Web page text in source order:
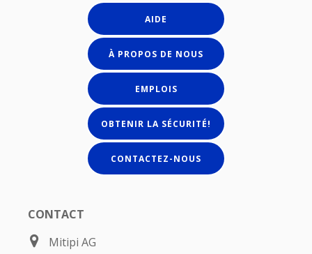
AIDE
À PROPOS DE NOUS
EMPLOIS
OBTENIR LA SÉCURITÉ!
CONTACTEZ-NOUS
CONTACT
Mitipi AG